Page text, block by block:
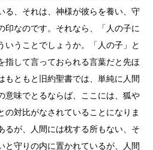
る、それは、神様が彼らを養い、守
印なのです。それなら、「人の子に
いうことでしょうか。「人の子」と
指して言っておられる言葉だと先ほ
もともと旧約聖書では、単純に人間
意味でとるならば、ここには、狐や
の対比がなされていることになりま
るが、人間には枕する所もない、そ
と守りの内に置かれているが、人間